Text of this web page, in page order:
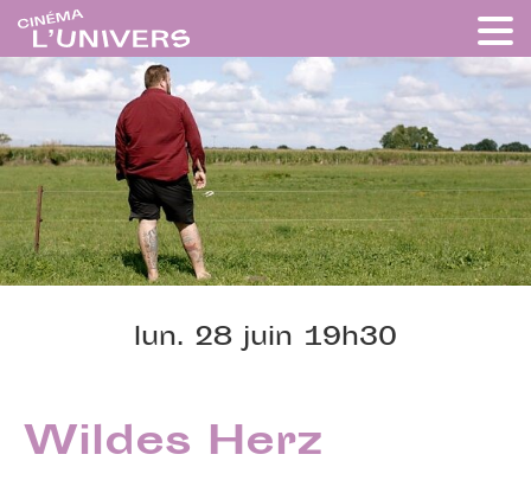
lun. 28 juin 19h30
Wildes Herz